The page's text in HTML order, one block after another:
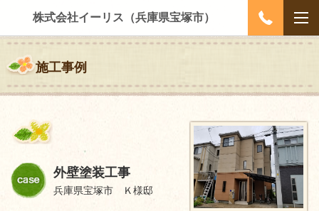
株式会社イーリス（兵庫県宝塚市）
施工事例
外壁塗装工事
兵庫県宝塚市 Ｋ様邸